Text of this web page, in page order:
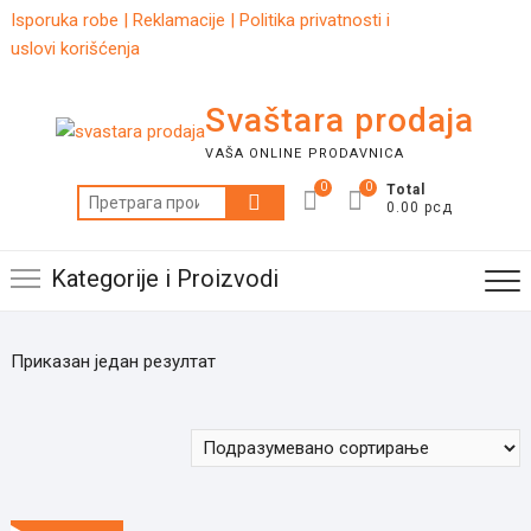
Skip
to
Isporuka robe | Reklamacije | Politika privatnosti i
uslovi korišćenja
Svaštara prodaja
VAŠA ONLINE PRODAVNICA
Претрага
за:
0
Total
0.00 рсд
0
Kategorije i Proizvodi
Приказан један резултат